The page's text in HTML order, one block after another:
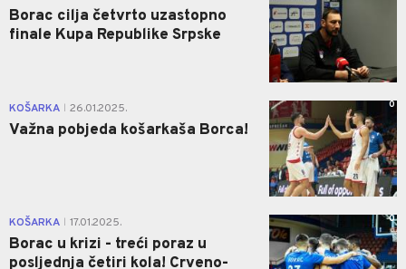
Borac cilja četvrto uzastopno
finale Kupa Republike Srpske
KOŠARKA 26.01.2025.
Važna pobjeda košarkaša Borca!
0
KOŠARKA 17.01.2025.
Borac u krizi - treći poraz u
posljednja četiri kola! Crveno-
0